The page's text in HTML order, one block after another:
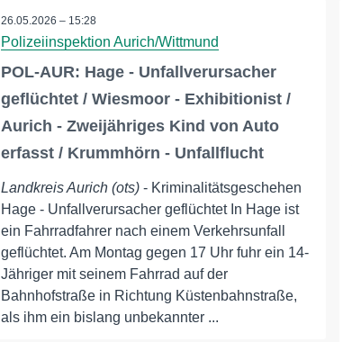
26.05.2026 – 15:28
Polizeiinspektion Aurich/Wittmund
POL-AUR: Hage - Unfallverursacher
geflüchtet / Wiesmoor - Exhibitionist /
Aurich - Zweijähriges Kind von Auto
erfasst / Krummhörn - Unfallflucht
Landkreis Aurich (ots)- Kriminalitätsgeschehen
Hage - Unfallverursacher geflüchtet In Hage ist
ein Fahrradfahrer nach einem Verkehrsunfall
geflüchtet. Am Montag gegen 17 Uhr fuhr ein 14-
Jähriger mit seinem Fahrrad auf der
Bahnhofstraße in Richtung Küstenbahnstraße,
als ihm ein bislang unbekannter ...